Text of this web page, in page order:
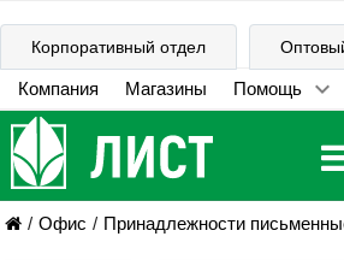
Корпоративный отдел
Компания Магазины Помощь
Офис Принадлежности